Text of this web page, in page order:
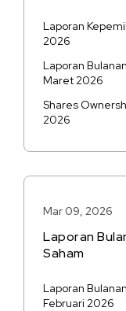
Laporan
2026
Laporan
Maret 2026
Shares
2026
Mar 09, 2026
Laporan
Saham
Laporan
Februari 2026